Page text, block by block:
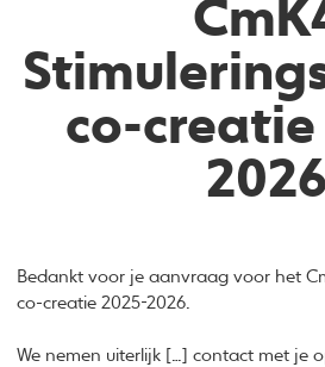
co-creatie
2026
Bedankt voor je aanvraag voor het
co-creatie 2025-2026.
We nemen uiterlijk […] contact met je